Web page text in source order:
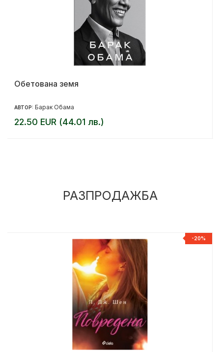
Обетована земя
АВТОР: Барак Обама
22.50 EUR (44.01 лв.)
РАЗПРОДАЖБА
-20%